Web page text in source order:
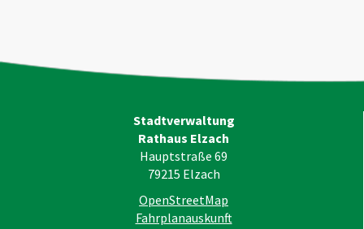
Stadtverwaltung
Rathaus Elzach
Hauptstraße 69
79215 Elzach
OpenStreetMap
Fahrplanauskunft